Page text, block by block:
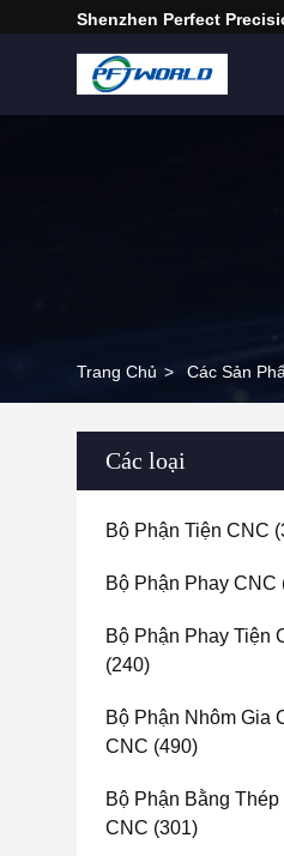
Shenzhen Perfect
Trang Chủ > Các Sản
Các loại
Bộ Phận Tiện CNC
Bộ Phận Phay CNC
Bộ Phận Phay Tiện
(240)
Bộ Phận Nhôm Gia
CNC (490)
Bộ Phận Bằng
CNC (301)